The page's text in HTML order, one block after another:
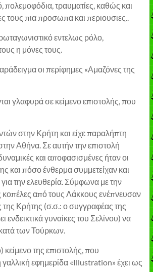
πολεμοφόδια, τραυματίες, καθώς και
τους πια προσωπα και περιουσιες..
εντελως ρόλο,
η μόνες τους.
οι περίφημες «Αμαζόνες της
γλαφυρά σε κείμενο επιστολής, που
στην Κρήτη και είχε παραλήπτη
Αθήνα. Σε αυτήν την επιστολή
και αποφασισμένες ήταν οι
και πόσο ένθερμα συμμετείχαν και
την ελευθερία. Σύμφωνα με την
κοπέλες από τους Λάκκους ενέπνευσαν
της Κρήτης (σ.σ.: ο συγγραφέας της
ενδεικτικά γυναίκες του Σελίνου) να
των Τούρκων.
της επιστολής, που
εφημερίδα «Illustration» έχει ως